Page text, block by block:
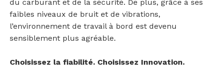
du carburant et de la sécurité. De plus, grâce à ses
faibles niveaux de bruit et de vibrations,
l’environnement de travail à bord est devenu
sensiblement plus agréable.
Choisissez la fiabilité. Choisissez Innovation.